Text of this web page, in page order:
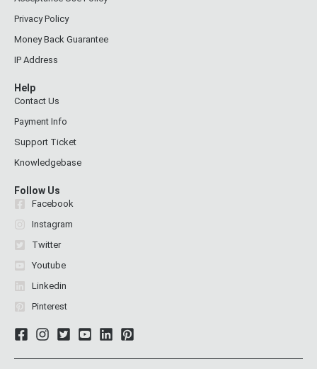
Privacy Policy
Money Back Guarantee
IP Address
Help
Contact Us
Payment Info
Support Ticket
Knowledgebase
Follow Us
Facebook
Instagram
Twitter
Youtube
Linkedin
Pinterest